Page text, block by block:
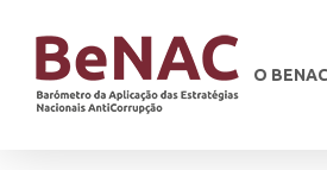
O BENAC